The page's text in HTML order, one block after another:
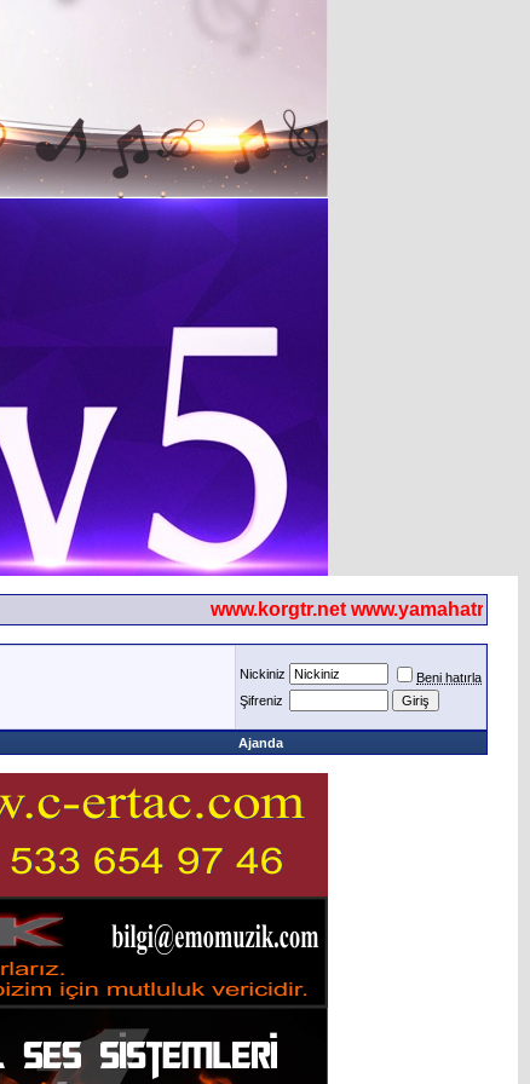
www.korgtr.net www.yamahatr.net
Nickiniz
Beni hatırla
Şifreniz
Ajanda